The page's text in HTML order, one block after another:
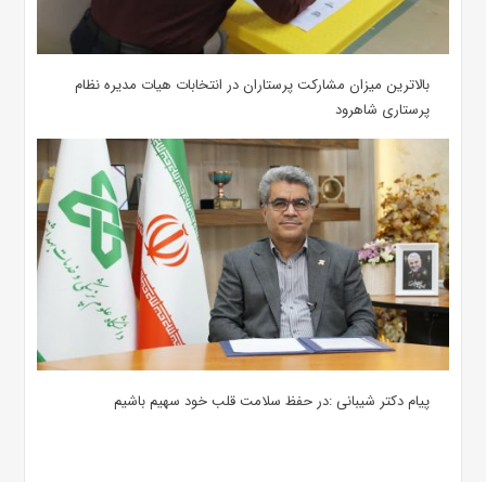
بالاترین میزان مشارکت پرستاران در انتخابات هیات مدیره نظام
پرستاری شاهرود
پیام دکتر شیبانی :در حفظ سلامت قلب خود سهیم باشیم